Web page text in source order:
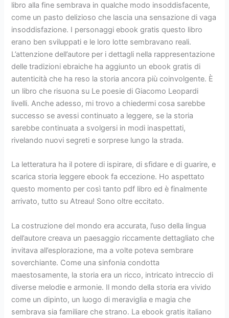
libro alla fine sembrava in qualche modo insoddisfacente,
come un pasto delizioso che lascia una sensazione di vaga
insoddisfazione. I personaggi ebook gratis questo libro
erano ben sviluppati e le loro lotte sembravano reali.
L’attenzione dell’autore per i dettagli nella rappresentazione
delle tradizioni ebraiche ha aggiunto un ebook gratis di
autenticità che ha reso la storia ancora più coinvolgente. È
un libro che risuona su Le poesie di Giacomo Leopardi
livelli. Anche adesso, mi trovo a chiedermi cosa sarebbe
successo se avessi continuato a leggere, se la storia
sarebbe continuata a svolgersi in modi inaspettati,
rivelando nuovi segreti e sorprese lungo la strada.
La letteratura ha il potere di ispirare, di sfidare e di guarire, e
scarica storia leggere ebook fa eccezione. Ho aspettato
questo momento per così tanto pdf libro ed è finalmente
arrivato, tutto su Atreau! Sono oltre eccitato.
La costruzione del mondo era accurata, l’uso della lingua
dell’autore creava un paesaggio riccamente dettagliato che
invitava all’esplorazione, ma a volte poteva sembrare
soverchiante. Come una sinfonia condotta
maestosamente, la storia era un ricco, intricato intreccio di
diverse melodie e armonie. Il mondo della storia era vivido
come un dipinto, un luogo di meraviglia e magia che
sembrava sia familiare che strano. La ebook gratis italiano